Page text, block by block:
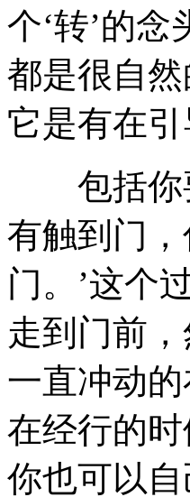
个‘转’的
都是很自
它是有在引
包括你要
有触到门
门。’这个
走到门前
一直冲动
在经行的
你也可以